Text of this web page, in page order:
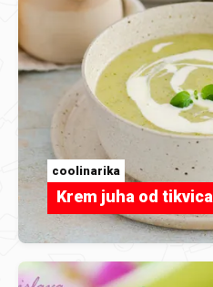
coolinarika
Krem juha od tikvica